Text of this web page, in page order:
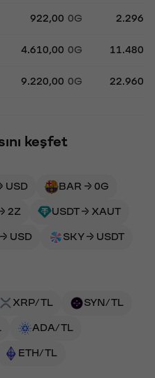
922,00 0G
4.610,00 0G
9.220,00 0G
keşfet
USD BAR → 0G
2Z USDT → XAUT
USD SKY → USDT
XRP/TL SYN/TL
ADA/TL
ETH/TL